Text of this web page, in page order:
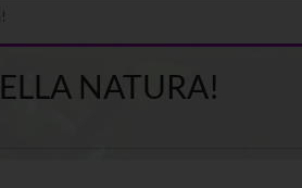
NATURA!